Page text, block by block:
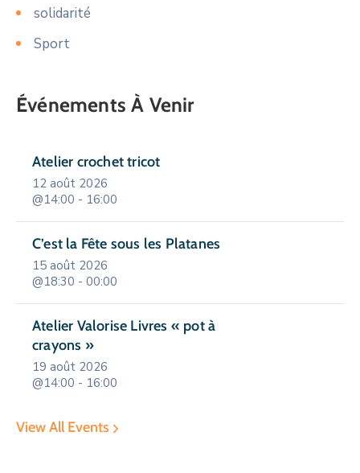
solidarité
Sport
Événements À Venir
Atelier crochet tricot
12 août 2026
@14:00 - 16:00
C’est la Fête sous les Platanes
15 août 2026
@18:30 - 00:00
Atelier Valorise Livres « pot à
crayons »
19 août 2026
@14:00 - 16:00
View All Events